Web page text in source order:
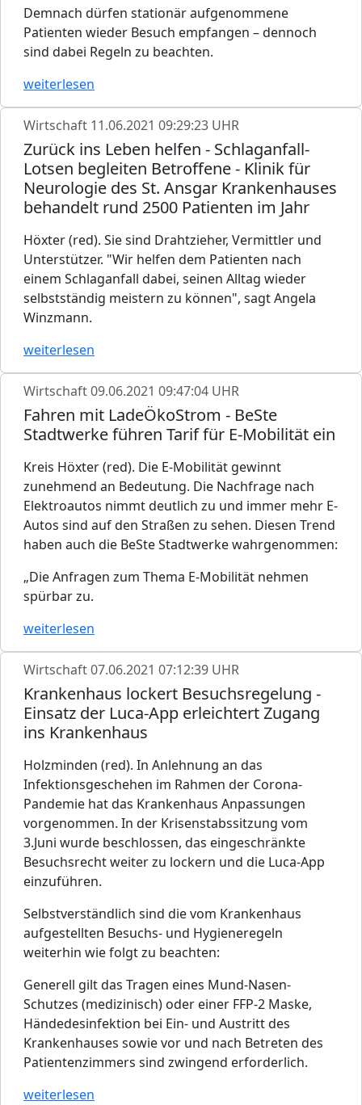
Demnach dürfen stationär aufgenommene
Patienten wieder Besuch empfangen – dennoch
sind dabei Regeln zu beachten.
weiterlesen
Wirtschaft 11.06.2021 09:29:23 UHR
Zurück ins Leben helfen - Schlaganfall-
Lotsen begleiten Betroffene - Klinik für
Neurologie des St. Ansgar Krankenhauses
behandelt rund 2500 Patienten im Jahr
Höxter (red). Sie sind Drahtzieher, Vermittler und
Unterstützer. "Wir helfen dem Patienten nach
einem Schlaganfall dabei, seinen Alltag wieder
selbstständig meistern zu können", sagt Angela
Winzmann.
weiterlesen
Wirtschaft09.06.2021 09:47:04 UHR
Fahren mit LadeÖkoStrom - BeSte
Stadtwerke führen Tarif für E-Mobilität ein
Kreis Höxter (red). Die E-Mobilität gewinnt
zunehmend an Bedeutung. Die Nachfrage nach
Elektroautos nimmt deutlich zu und immer mehr E-
Autos sind auf den Straßen zu sehen. Diesen Trend
haben auch die BeSte Stadtwerke wahrgenommen:
„Die Anfragen zum Thema E-Mobilität nehmen
spürbar zu.
weiterlesen
Wirtschaft07.06.2021 07:12:39 UHR
Krankenhaus lockert Besuchsregelung -
Einsatz der Luca-App erleichtert Zugang
ins Krankenhaus
Holzminden (red). In Anlehnung an das
Infektionsgeschehen im Rahmen der Corona-
Pandemie hat das Krankenhaus Anpassungen
vorgenommen. In der Krisenstabssitzung vom
3.Juni wurde beschlossen, das eingeschränkte
Besuchsrecht weiter zu lockern und die Luca-App
einzuführen.
Selbstverständlich sind die vom Krankenhaus
aufgestellten Besuchs- und Hygieneregeln
weiterhin wie folgt zu beachten:
Generell gilt das Tragen eines Mund-Nasen-
Schutzes (medizinisch) oder einer FFP-2 Maske,
Händedesinfektion bei Ein- und Austritt des
Krankenhauses sowie vor und nach Betreten des
Patientenzimmers sind zwingend erforderlich.
weiterlesen